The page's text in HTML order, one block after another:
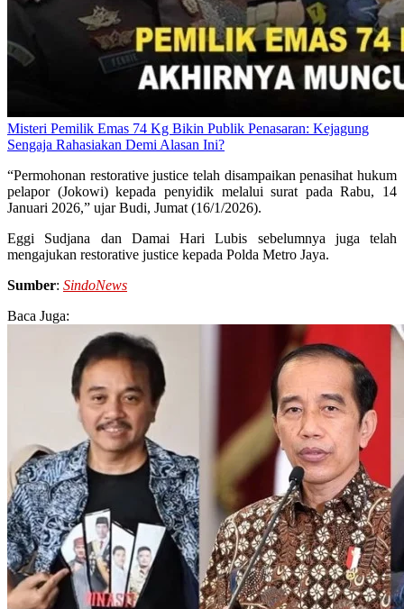
Misteri Pemilik Emas 74 Kg Bikin Publik Penasaran: Kejagung
Sengaja Rahasiakan Demi Alasan Ini?
“Permohonan restorative justice telah disampaikan penasihat hukum
pelapor (Jokowi) kepada penyidik melalui surat pada Rabu, 14
Januari 2026,” ujar Budi, Jumat (16/1/2026).
Eggi Sudjana dan Damai Hari Lubis sebelumnya juga telah
mengajukan restorative justice kepada Polda Metro Jaya.
Sumber: SindoNews
Baca Juga: